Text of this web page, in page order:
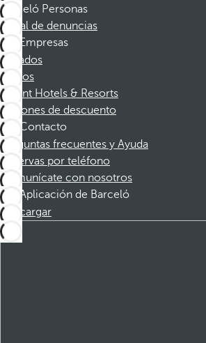
Barceló Personas
Canal de denuncias
Empresas
Afiliados
Socios
Dorint Hotels & Resorts
Cupones de descuento
Contacto
Preguntas frecuentes y Ayuda
Reservas por teléfono
Comunícate con nosotros
Aplicación de Barceló
Descargar